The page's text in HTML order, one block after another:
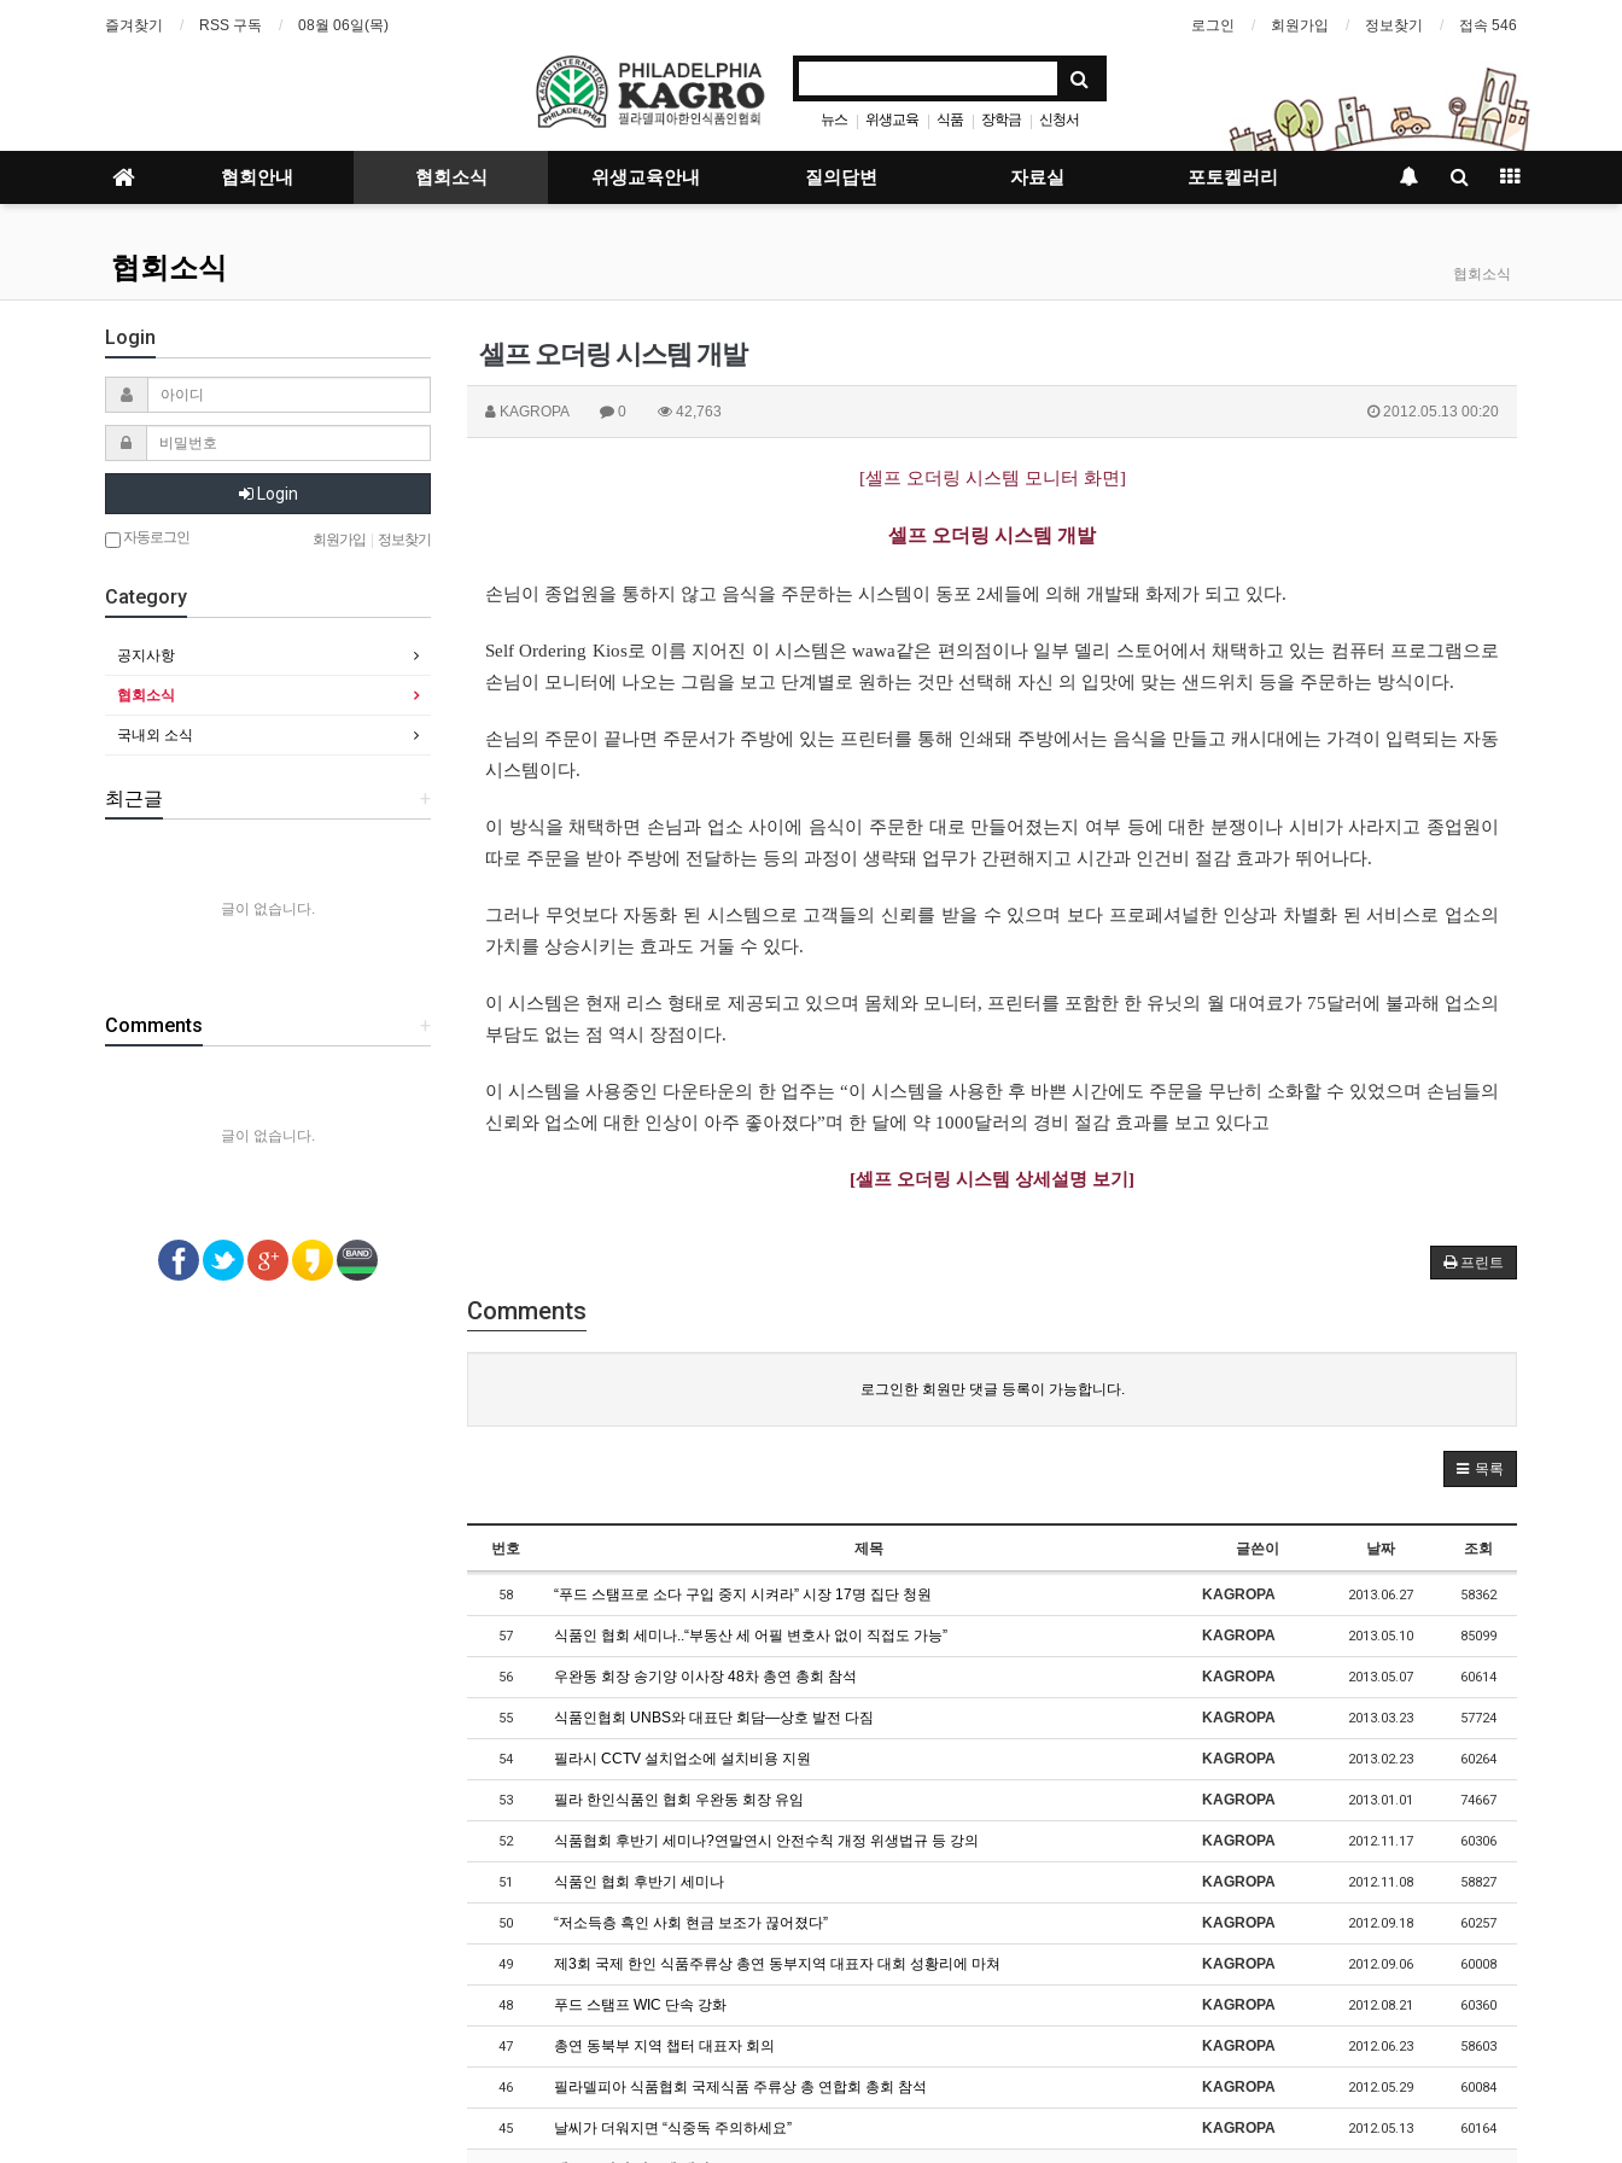
즐겨찾기 RSS 구독 08월 06일(목) 로그인 회원가입 정보찾기 접속 546
뉴스 | 위생교육 | 식품 | 장학금 | 신청서
협회안내 협회소식 위생교육안내 질의답변 자료실 포토켈러리
협회소식 협회소식
셀프 오더링 시스템 개발
KAGROPA 0 42,763 2012.05.13 00:20
[셀프 오더링 시스템 모니터 화면]
셀프 오더링 시스템 개발
손님이 종업원을 통하지 않고 음식을 주문하는 시스템이 동포 2세들에 의해 개발돼 화제가 되고 있다.
Self Ordering Kios로 이름 지어진 이 시스템은 wawa같은 편의점이나 일부 델리 스토어에서 채택하고 있는 컴퓨터 프로그램으로
손님이 모니터에 나오는 그림을 보고 단계별로 원하는 것만 선택해 자신 의 입맛에 맞는 샌드위치 등을 주문하는 방식이다.
손님의 주문이 끝나면 주문서가 주방에 있는 프린터를 통해 인쇄돼 주방에서는 음식을 만들고 캐시대에는 가격이 입력되는 자동
시스템이다.
이 방식을 채택하면 손님과 업소 사이에 음식이 주문한 대로 만들어졌는지 여부 등에 대한 분쟁이나 시비가 사라지고 종업원이
따로 주문을 받아 주방에 전달하는 등의 과정이 생략돼 업무가 간편해지고 시간과 인건비 절감 효과가 뛰어나다.
그러나 무엇보다 자동화 된 시스템으로 고객들의 신뢰를 받을 수 있으며 보다 프로페셔널한 인상과 차별화 된 서비스로 업소의
가치를 상승시키는 효과도 거둘 수 있다.
이 시스템은 현재 리스 형태로 제공되고 있으며 몸체와 모니터, 프린터를 포함한 한 유닛의 월 대여료가 75달러에 불과해 업소의
부담도 없는 점 역시 장점이다.
이 시스템을 사용중인 다운타운의 한 업주는 “이 시스템을 사용한 후 바쁜 시간에도 주문을 무난히 소화할 수 있었으며 손님들의
신뢰와 업소에 대한 인상이 아주 좋아졌다”며 한 달에 약 1000달러의 경비 절감 효과를 보고 있다고
[셀프 오더링 시스템 상세설명 보기 ]
프린트
Comments
로그인한 회원만 댓글 등록이 가능합니다.
목록
번호 제목 글쓴이 날짜 조회
58 “푸드 스탬프로 소다 구입 중지 시켜라” 시장 17명 집단 청원 KAGROPA 2013.06.27 58362
57 식품인 협회 세미나..“부동산 세 어필 변호사 없이 직접도 가능” KAGROPA 2013.05.10 85099
56 우완동 회장 송기양 이사장 48차 총연 총회 참석 KAGROPA 2013.05.07 60614
55 식품인협회 UNBS와 대표단 회담—상호 발전 다짐 KAGROPA 2013.03.23 57724
54 필라시 CCTV 설치업소에 설치비용 지원 KAGROPA 2013.02.23 60264
53 필라 한인식품인 협회 우완동 회장 유임 KAGROPA 2013.01.01 74667
52 식품협회 후반기 세미나?연말연시 안전수칙 개정 위생법규 등 강의 KAGROPA 2012.11.17 60306
51 식품인 협회 후반기 세미나 KAGROPA 2012.11.08 58827
50 “저소득층 흑인 사회 현금 보조가 끊어졌다” KAGROPA 2012.09.18 60257
49 제3회 국제 한인 식품주류상 총연 동부지역 대표자 대회 성황리에 마쳐 KAGROPA 2012.09.06 60008
48 푸드 스탬프 WIC 단속 강화 KAGROPA 2012.08.21 60360
47 총연 동북부 지역 챕터 대표자 회의 KAGROPA 2012.06.23 58603
46 필라델피아 식품협회 국제식품 주류상 총 연합회 총회 참석 KAGROPA 2012.05.29 60084
45 날씨가 더워지면 “식중독 주의하세요” KAGROPA 2012.05.13 60164
Login
Login
자동로그인 회원가입 정보찾기
Category
공지사항
협회소식
국내외 소식
+
최근글
글이 없습니다.
+
Comments
글이 없습니다.